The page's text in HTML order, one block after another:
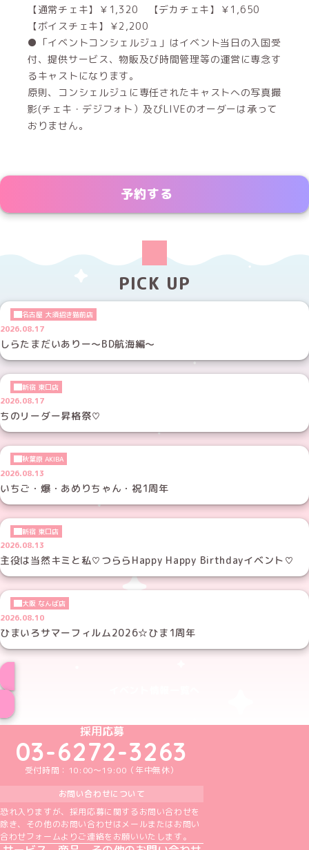
【通常チェキ】￥1,320 【デカチェキ】￥1,650
【ボイスチェキ】￥2,200
●「イベントコンシェルジュ」はイベント当日の入国受
付、提供サービス、物販及び時間管理等の運営に専念す
るキャストになります。
原則、コンシェルジュに専任されたキャストへの写真撮
影(チェキ・デジフォト）及びLIVEのオーダーは承って
おりません。
予約する
PICK UP
名古屋 大須招き猫前店
2026.08.17
しらたまだいありー～BD航海編～
新宿 東口店
2026.08.17
ちのリーダー昇格祭♡
秋葉原 AKIBA
2026.08.13
いちご・爆・あめりちゃん・祝1周年
新宿 東口店
2026.08.13
主役は当然キミと私♡つららHappy Happy Birthdayイベント♡
大阪 なんば店
2026.08.10
ひまいろサマーフィルム2026☆ひま1周年
めいどりーみんTikTok公式アカウント
めいどりーみんX公式アカウント
めいどりーみんInstagram公式アカウント
めいどりーみんFacebook公式アカウン
めいどりーみんYouTube公式アカ
採用応募
03-6272-3263
受付時間：10:00～19:00（年中無休）
お問い合わせについて
恐れ入りますが、採用応募に関するお問い合わせを
除き、その他のお問い合わせはメールまたはお問い
合わせフォームよりご連絡をお願いいたします。